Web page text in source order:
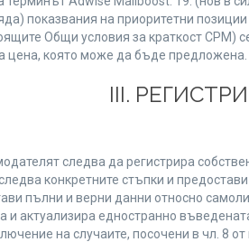
показвания на приоритетни
Общи условия за краткост
която може да бъде предложена.
ІІІ.
следва да регистрира
конкретните стъпки и
пълни и верни данни относно
актуализира едностранно
на случаите, посочени в чл. 8